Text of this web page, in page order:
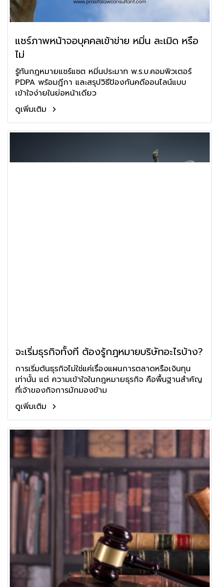
แชร์ภาพหน้าจอบุคคลเข้าข่าย หมิ่น ละเมิด หรือ
ไม่
รู้ทันกฎหมายแชร์แชต หมิ่นประมาท พ.ร.บ.คอมพิวเตอร์
PDPA พร้อมฎีกา และสรุปวิธีป้องกันคดีออนไลน์แบบ
เข้าใจง่ายในย่อหน้าเดียว
ดูเพิ่มเติม
จะเริ่มธุรกิจทั้งที ต้องรู้กฎหมายบริษัทอะไรบ้าง?
การเริ่มต้นธุรกิจไม่ใช่แค่เรื่องแผนการตลาดหรือเงินทุน
เท่านั้น แต่ ความเข้าใจในกฎหมายธุรกิจ คือพื้นฐานสำคัญ
ที่เจ้าของกิจการมักมองข้าม
ดูเพิ่มเติม